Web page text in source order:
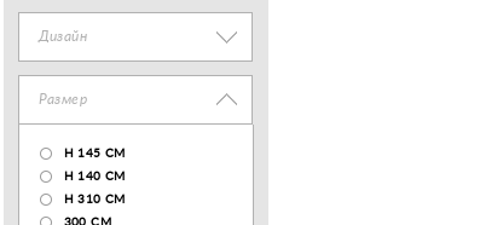
Дизайн
Размер
H 145 CM
H 140 CM
H 310 CM
300 CM